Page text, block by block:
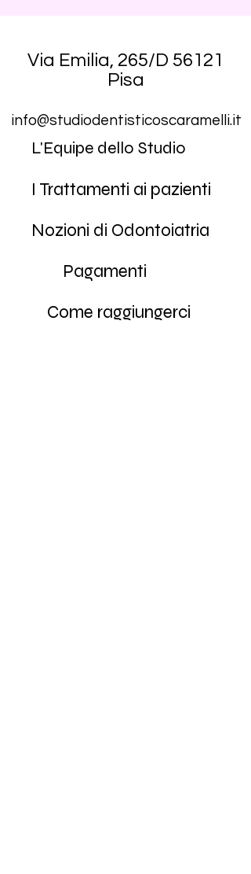
Via Emilia, 265/D 56121
Pisa
info@studiodentisticoscaramelli.it
L'Equipe dello Studio
I Trattamenti ai pazienti
Nozioni di Odontoiatria
Pagamenti
Come raggiungerci